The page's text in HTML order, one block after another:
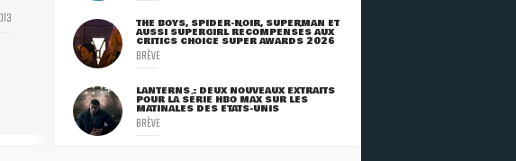
THE BOYS, SPIDER-NOIR, SUPERMAN ET
AUSSI SUPERGIRL RÉCOMPENSÉS AUX
CRITICS CHOICE SUPER AWARDS 2026
BRÈVE
LANTERNS : DEUX NOUVEAUX EXTRAITS
POUR LA SÉRIE HBO MAX SUR LES
MATINALES DES ETATS-UNIS
BRÈVE